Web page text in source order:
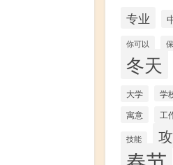
专业
你可以
冬天
大学 学
寓意 工
技能